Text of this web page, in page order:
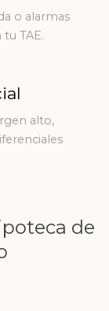
o alarmas
TAE.
alto,
de